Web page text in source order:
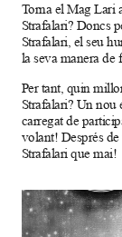
Torna el Mag Lari
Strafalari? Doncs
Strafalari, el seu
la seva manera de
Per tant, quin
Strafalari? Un nou
carregat de
volant! Després
Strafalari que mai!